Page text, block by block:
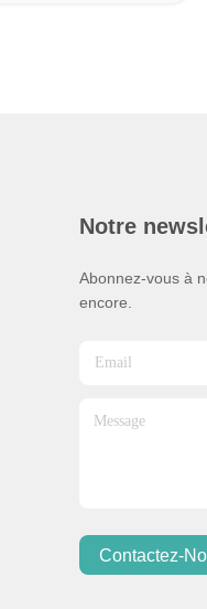
Notre
Abonnez-vous à
encore.
Contactez-